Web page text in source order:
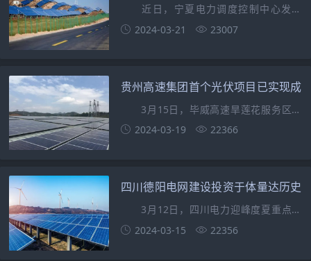
居宁夏第一，实现电力收益最大化！
近日，宁夏电力调度控制中心发布
2024年1月全区新能源发电预测情况通
2024-03-21 23007
贵州高速集团首个光伏项目已实现成
功并网发电！
3月15日，毕威高速旱莲花服务区路
段分布式光伏项目（一期）首批光伏单元
2024-03-19 22366
四川德阳电网建设投资于体量达历史
最大规模！
3月12日，四川电力迎峰度夏重点工
程德阳南500千伏变电站施工现场繁忙有
2024-03-15 22356